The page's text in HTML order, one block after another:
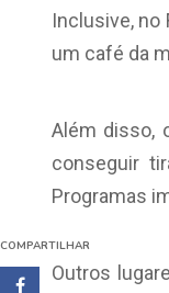
COMPARTILHAR
Inclusive, no
um café da
Além disso,
conseguir
Programas
Outros